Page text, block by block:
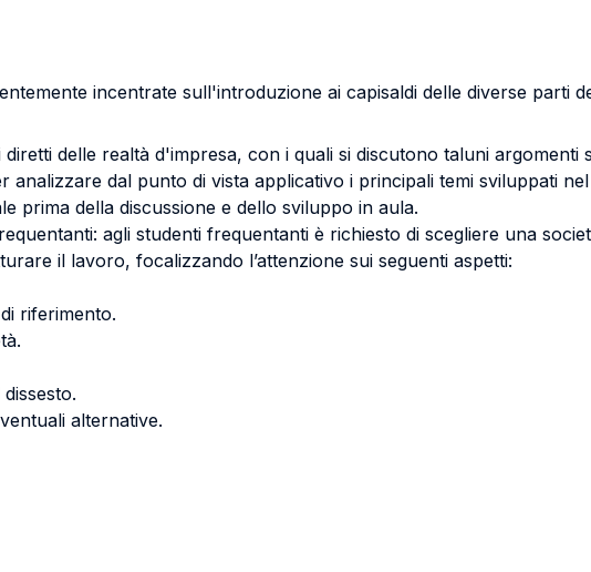
incentrate sull'introduzione ai capisaldi delle diverse parti
delle realtà d'impresa, con i quali si discutono taluni argomenti
analizzare dal punto di vista applicativo i principali temi sviluppati
prima della discussione e dello sviluppo in aula.
agli studenti frequentanti è richiesto di scegliere una
il lavoro, focalizzando l’attenzione sui seguenti aspetti:
riferimento.
alternative.